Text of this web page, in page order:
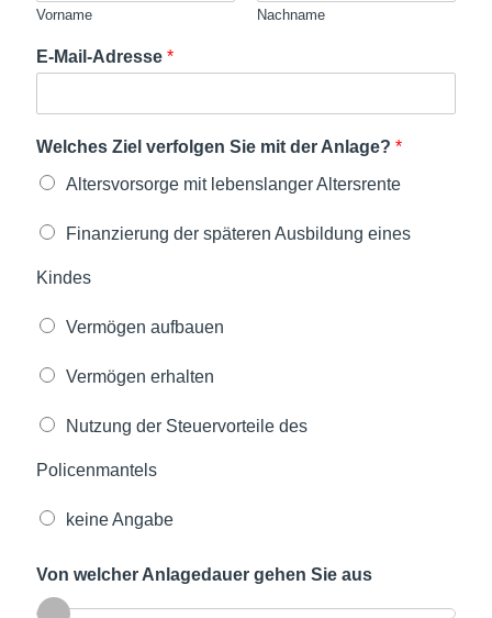
Vorname Nachname
E-Mail-Adresse*
Welches Ziel verfolgen Sie mit der Anlage?*
Altersvorsorge mit lebenslanger Altersrente
Finanzierung der späteren Ausbildung eines
Kindes
Vermögen aufbauen
Vermögen erhalten
Nutzung der Steuervorteile des
Policenmantels
keine Angabe
Von welcher Anlagedauer gehen Sie aus